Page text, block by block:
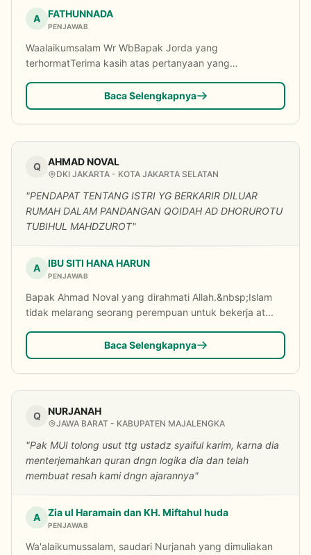
A FATHUNNADA
PENJAWAB
Waalaikumsalam Wr WbBapak Jorda yang
terhormatTerima kasih atas pertanyaan yang
Baca Selengkapnya
Q AHMAD NOVAL
DKI JAKARTA - KOTA JAKARTA SELATAN
"PENDAPAT TENTANG ISTRI YG BERKARIR DILUAR
RUMAH DALAM PANDANGAN QOIDAH AD DHORUROTU
TUBIHUL MAHDZUROT"
A IBU SITI HANA HARUN
PENJAWAB
Bapak Ahmad Noval yang dirahmati Allah.&nbsp;Islam
tidak melarang seorang perempuan untuk bekerja at...
Baca Selengkapnya
Q NURJANAH
JAWA BARAT - KABUPATEN MAJALENGKA
"Pak MUI tolong usut ttg ustadz syaiful karim, karna dia
menterjemahkan quran dngn logika dia dan telah
membuat resah kami dngn ajarannya"
A Zia ul Haramain dan KH. Miftahul huda
PENJAWAB
Wa'alaikumussalam, saudari Nurjanah yang dimuliakan